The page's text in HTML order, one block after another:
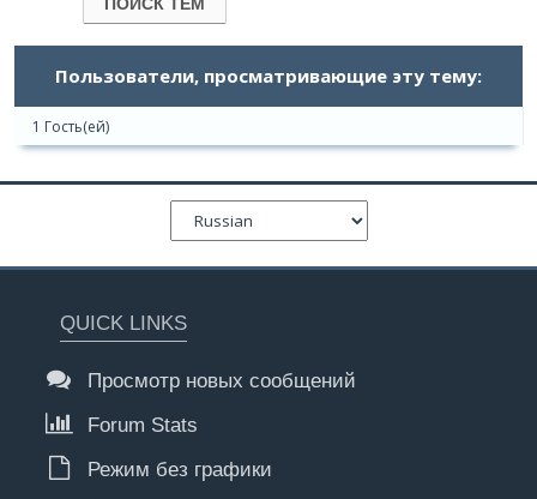
Пользователи, просматривающие эту тему:
1 Гость(ей)
QUICK LINKS
Просмотр новых сообщений
Forum Stats
Режим без графики